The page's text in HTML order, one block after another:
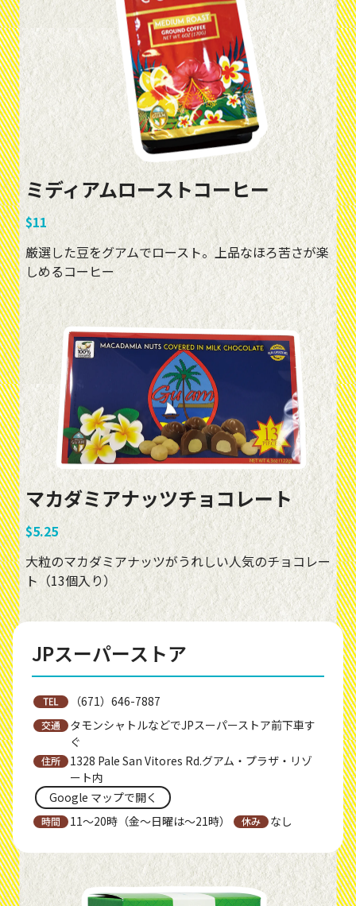
ミディアムローストコーヒー
$11
厳選した豆をグアムでロースト。上品なほろ苦さが楽
しめるコーヒー
マカダミアナッツチョコレート
$5.25
大粒のマカダミアナッツがうれしい人気のチョコレー
ト（13個入り）
JPスーパーストア
（671）646-7887
タモンシャトルなどでJPスーパーストア前下車す
ぐ
1328 Pale San Vitores Rd.グアム・プラザ・リゾ
ート内
Google マップで開く
11〜20時（金〜日曜は〜21時）
なし